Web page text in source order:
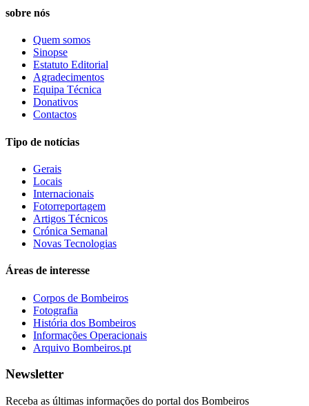
sobre nós
Quem somos
Sinopse
Estatuto Editorial
Agradecimentos
Equipa Técnica
Donativos
Contactos
Tipo de notícias
Gerais
Locais
Internacionais
Fotorreportagem
Artigos Técnicos
Crónica Semanal
Novas Tecnologias
Áreas de interesse
Corpos de Bombeiros
Fotografia
História dos Bombeiros
Informações Operacionais
Arquivo Bombeiros.pt
Newsletter
Receba as últimas informações do portal dos Bombeiros